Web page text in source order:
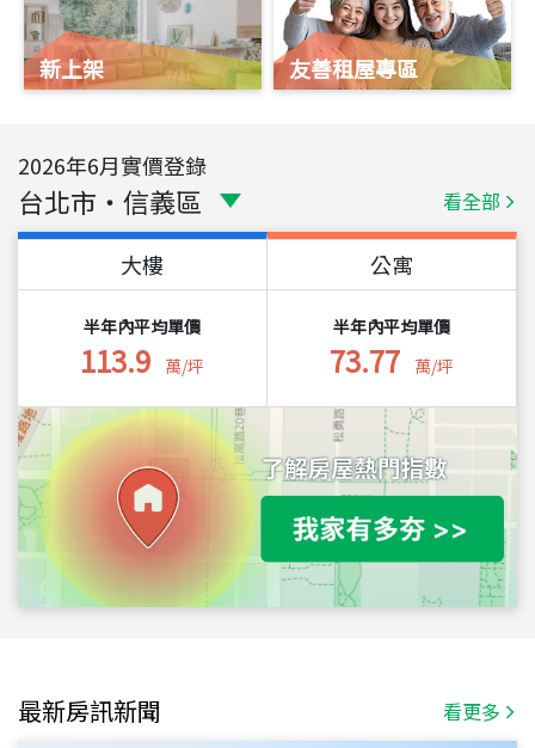
新上架 友善租屋專區
2026年6月實價登錄
台北市 ・ 信義區 看全部
大樓
半年內平均單價
113.9 萬/坪
公寓
半年內平均單價
73.77 萬/坪
最新房訊新聞 看更多